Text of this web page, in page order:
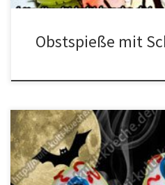
Obstspieße mit
Zutaten für die Halloween Augen
Schmand2 weiße Glasurrote und